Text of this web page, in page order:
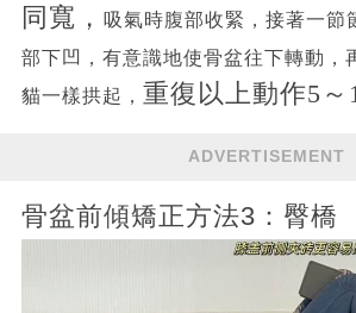
同寬，
吸氣時腹部收緊，接著一節
部下凹，有意識地使骨盆往下轉動，
貓一樣拱起， 重復以上動作5～
ADVERTISEMENT
骨盆前傾矯正方法3：臀橋